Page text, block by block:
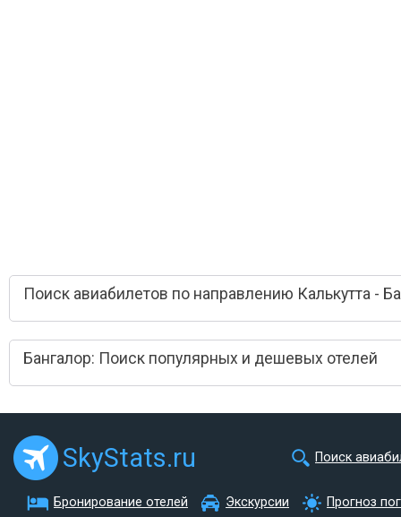
Поиск авиабилетов по направлению Калькутта -
Бангалор: Поиск популярных и дешевых отелей
SkyStats.ru Поиск
Бронирование отелей Экскурсии Прогноз